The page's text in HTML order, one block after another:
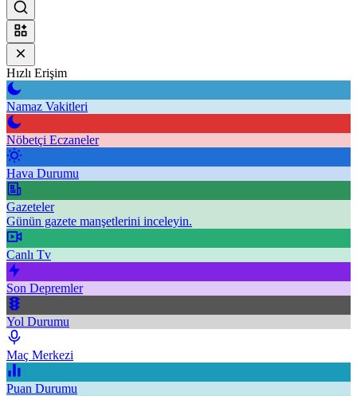
Hızlı Erişim
Namaz Vakitleri
Nöbetçi Eczaneler
Hava Durumu
Gazeteler
Günün gazete manşetlerini inceleyin.
Canlı Tv
Son Depremler
Yol Durumu
Maç Merkezi
Puan Durumu